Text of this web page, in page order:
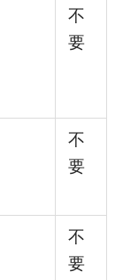
不
要
不
要
不
要